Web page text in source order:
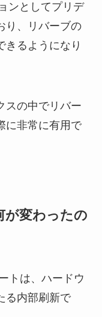
ンとしてプリデ
り、リバーブの
きるようになり
スの中でリバー
に非常に有用で
変わったの
トは、ハードウ
る内部刷新で